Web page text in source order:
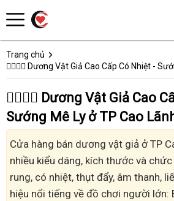
Trang chủ
👩‍❤️‍💋‍👨 Dương Vật Giả Cao Cấp Có Nhiệt -
👩‍❤️‍💋‍👨 Dương Vật Giả Cao
Sướng Mê Ly ở TP Cao
Cửa hàng bán dương vật giả ở TP
nhiều kiểu dáng, kích thước và
rung, có nhiệt, thụt đẩy, âm thanh,
hiệu nổi tiếng về đồ chơi người lớn: